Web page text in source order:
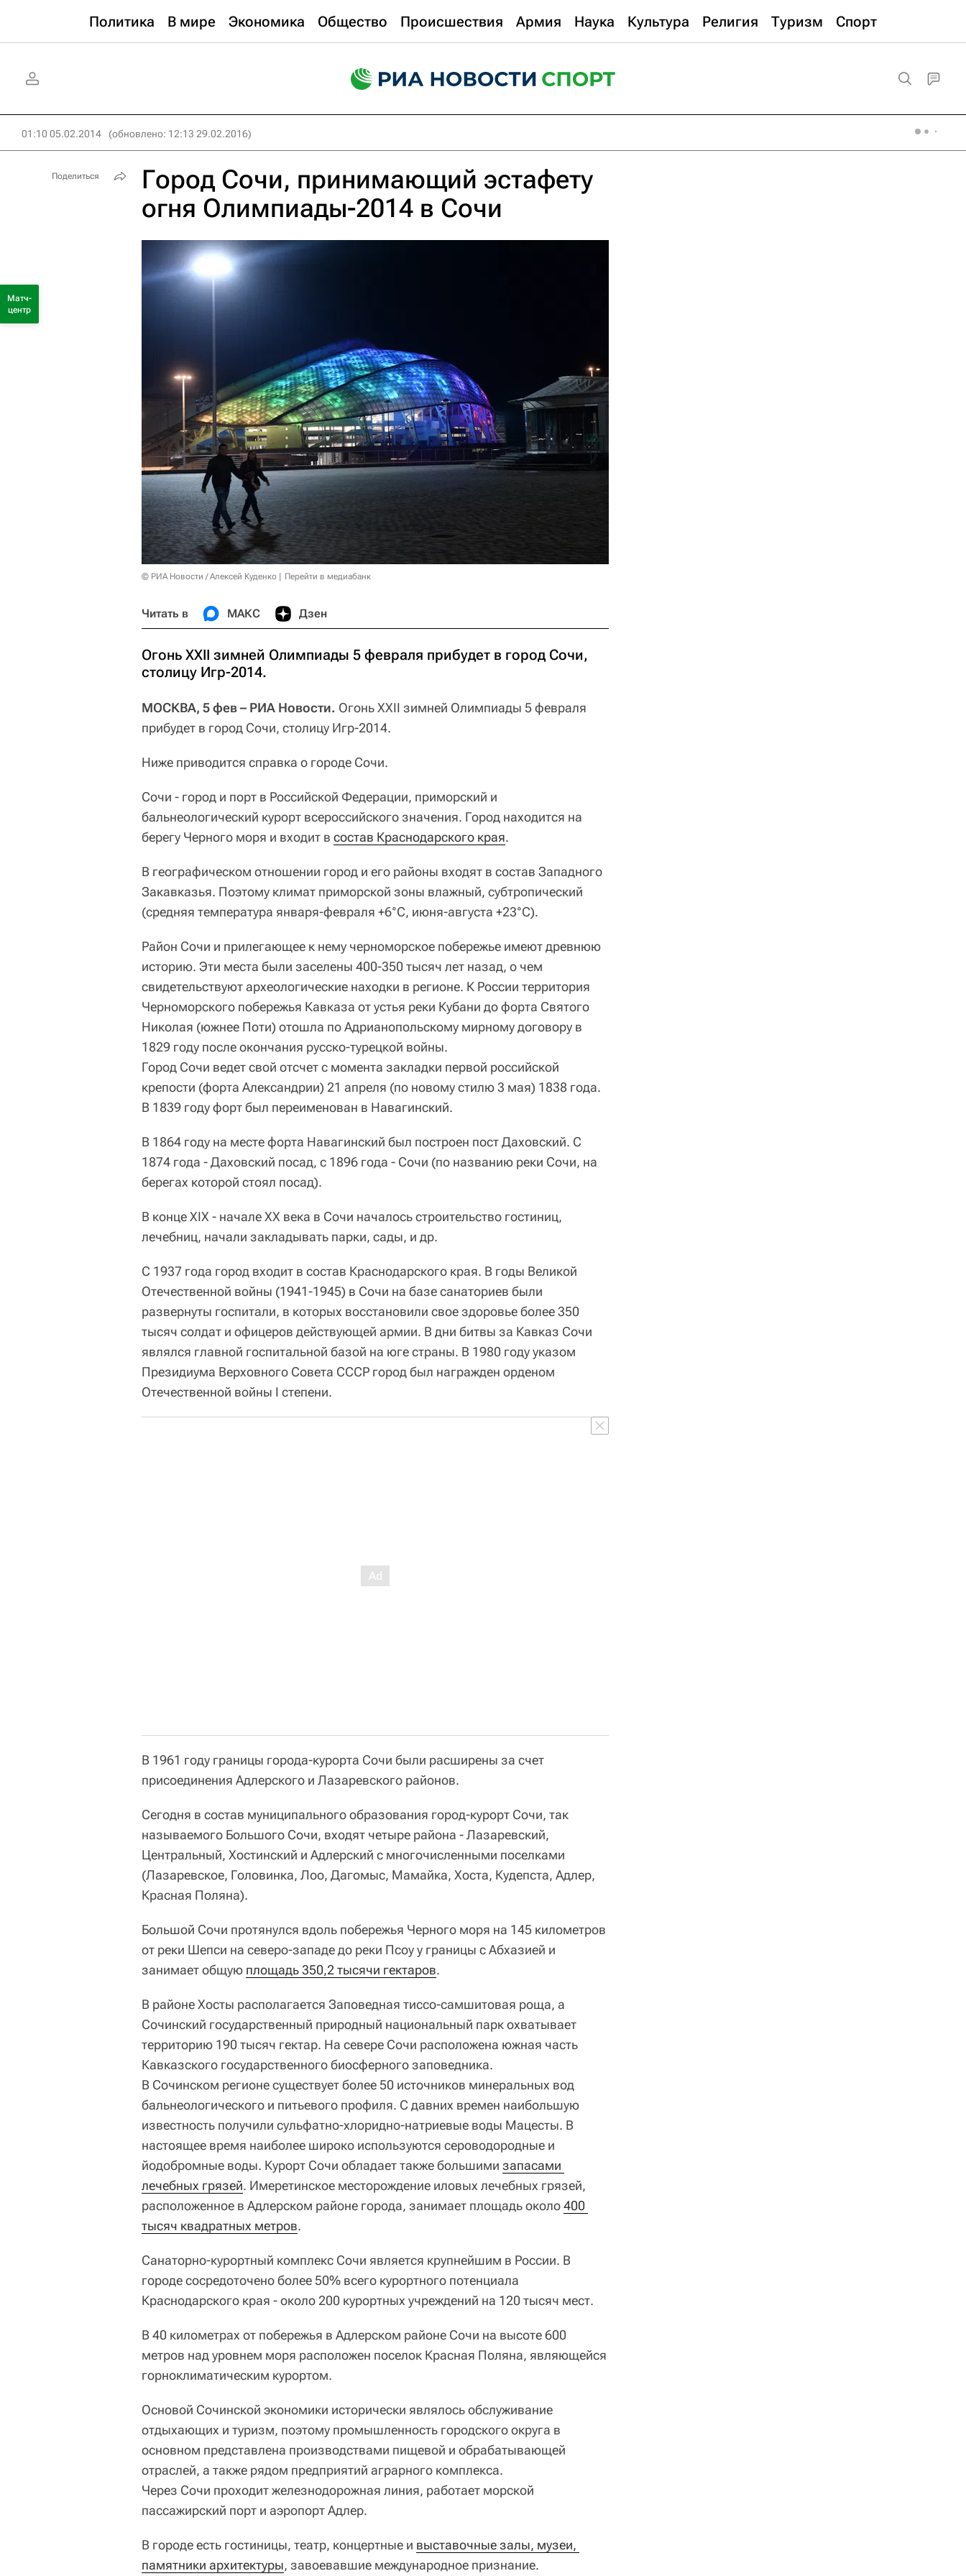
Политика В мире Экономика Общество Происшествия Армия Наука Культура Религия Туризм Спорт
01:10 05.02.2014 (обновлено: 12:13 29.02.2016)
Город Сочи, принимающий эстафету
огня Олимпиады-2014 в Сочи
© РИА Новости / Алексей Куденко Перейти в медиабанк
Читать в МАКС Дзен
Огонь XXII зимней Олимпиады 5 февраля прибудет в город Сочи,
столицу Игр-2014.
МОСКВА, 5 фев – РИА Новости. Огонь XXII зимней Олимпиады 5 февраля
прибудет в город Сочи, столицу Игр-2014.
Ниже приводится справка о городе Сочи.
Сочи - город и порт в Российской Федерации, приморский и
бальнеологический курорт всероссийского значения. Город находится на
берегу Черного моря и входит в состав Краснодарского края.
В географическом отношении город и его районы входят в состав Западного
Закавказья. Поэтому климат приморской зоны влажный, субтропический
(средняя температура января-февраля +6°С, июня-августа +23°С).
Район Сочи и прилегающее к нему черноморское побережье имеют древнюю
историю. Эти места были заселены 400-350 тысяч лет назад, о чем
свидетельствуют археологические находки в регионе. К России территория
Черноморского побережья Кавказа от устья реки Кубани до форта Святого
Николая (южнее Поти) отошла по Адрианопольскому мирному договору в
1829 году после окончания русско-турецкой войны.
Город Сочи ведет свой отсчет с момента закладки первой российской
крепости (форта Александрии) 21 апреля (по новому стилю 3 мая) 1838 года.
В 1839 году форт был переименован в Навагинский.
В 1864 году на месте форта Навагинский был построен пост Даховский. С
1874 года - Даховский посад, с 1896 года - Сочи (по названию реки Сочи, на
берегах которой стоял посад).
В конце XIX - начале XX века в Сочи началось строительство гостиниц,
лечебниц, начали закладывать парки, сады, и др.
С 1937 года город входит в состав Краснодарского края. В годы Великой
Отечественной войны (1941-1945) в Сочи на базе санаториев были
развернуты госпитали, в которых восстановили свое здоровье более 350
тысяч солдат и офицеров действующей армии. В дни битвы за Кавказ Сочи
являлся главной госпитальной базой на юге страны. В 1980 году указом
Президиума Верховного Совета СССР город был награжден орденом
Отечественной войны I степени.
В 1961 году границы города-курорта Сочи были расширены за счет
присоединения Адлерского и Лазаревского районов.
Сегодня в состав муниципального образования город-курорт Сочи, так
называемого Большого Сочи, входят четыре района - Лазаревский,
Центральный, Хостинский и Адлерский с многочисленными поселками
(Лазаревское, Головинка, Лоо, Дагомыс, Мамайка, Хоста, Кудепста, Адлер,
Красная Поляна).
Большой Сочи протянулся вдоль побережья Черного моря на 145 километров
от реки Шепси на северо-западе до реки Псоу у границы с Абхазией и
занимает общую площадь 350,2 тысячи гектаров.
В районе Хосты располагается Заповедная тиссо-самшитовая роща, а
Сочинский государственный природный национальный парк охватывает
территорию 190 тысяч гектар. На севере Сочи расположена южная часть
Кавказского государственного биосферного заповедника.
В Сочинском регионе существует более 50 источников минеральных вод
бальнеологического и питьевого профиля. С давних времен наибольшую
известность получили сульфатно-хлоридно-натриевые воды Мацесты. В
настоящее время наиболее широко используются сероводородные и
йодобромные воды. Курорт Сочи обладает также большими запасами
лечебных грязей. Имеретинское месторождение иловых лечебных грязей,
расположенное в Адлерском районе города, занимает площадь около400
тысяч квадратных метров.
Санаторно-курортный комплекс Сочи является крупнейшим в России. В
городе сосредоточено более 50% всего курортного потенциала
Краснодарского края - около 200 курортных учреждений на 120 тысяч мест.
В 40 километрах от побережья в Адлерском районе Сочи на высоте 600
метров над уровнем моря расположен поселок Красная Поляна, являющейся
горноклиматическим курортом.
Основой Сочинской экономики исторически являлось обслуживание
отдыхающих и туризм, поэтому промышленность городского округа в
основном представлена производствами пищевой и обрабатывающей
отраслей, а также рядом предприятий аграрного комплекса.
Через Сочи проходит железнодорожная линия, работает морской
пассажирский порт и аэропорт Адлер.
В городе есть гостиницы, театр, концертные и выставочные залы, музеи,
памятники архитектуры, завоевавшие международное признание.
Поделиться
Матч-
центр